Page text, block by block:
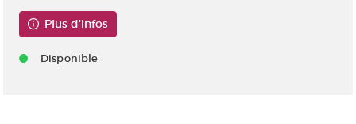
Plus d'infos
Disponible